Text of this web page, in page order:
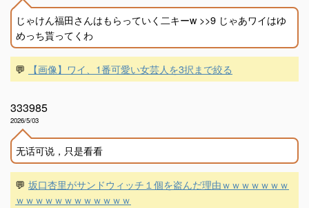
じゃけん福田さんはもらっていく二キーw >>9 じゃあワイはゆ
めっち貰ってくわ
💬 【画像】ワイ、1番可愛い女芸人を3択まで絞る
333985
2026/5/03
无话可说，只是看看
💬 坂口杏里がサンドウィッチ１個を盗んだ理由ｗｗｗｗｗｗｗ
ｗｗｗｗｗｗｗｗｗｗｗｗ